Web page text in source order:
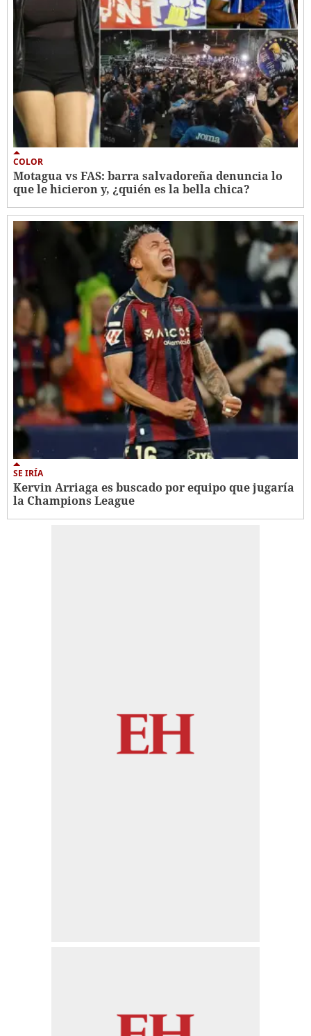
COLOR
Motagua vs FAS: barra salvadoreña denuncia lo
que le hicieron y, ¿quién es la bella chica?
SE IRÍA
Kervin Arriaga es buscado por equipo que jugaría
la Champions League